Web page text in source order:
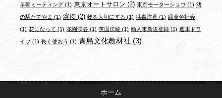
早朝ミーティング (1) 東京オートサロン (2) 東京モーターショウ (1) 渚
の駅たてやま (1) 溶接 (2) 物を大切にする (1) 猛毒注意 (1) 緑黄色社会
(1) 花になって (1) 花園渓谷 (1) 英国伝統 (1) 輸入車新規登録(1) 週末ドラ
イブ (1) 長く使おう (1) 青島文化教材社 (3)
ホーム